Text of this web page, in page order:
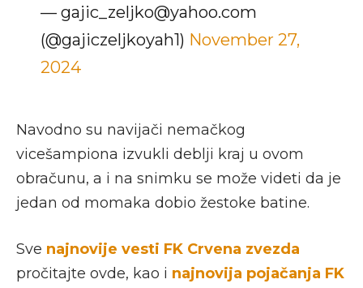
— gajic_zeljko@yahoo.com
(@gajiczeljkoyah1) November 27,
2024
Navodno su navijači nemačkog
vicešampiona izvukli deblji kraj u ovom
obračunu, a i na snimku se može videti da je
jedan od momaka dobio žestoke batine.
Sve najnovije vesti FK Crvena zvezda
pročitajte ovde, kao i najnovija pojačanja FK